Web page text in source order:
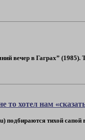
вечер в Гаграх” (1985).
то хотел нам
подбираются тихой